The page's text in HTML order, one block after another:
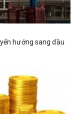
hướng sang dầu